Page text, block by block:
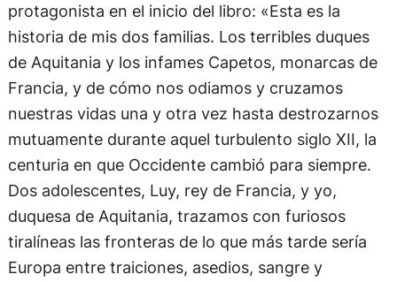
protagonista en el inicio del libro: «Esta es la
historia de mis dos familias. Los terribles duques
de Aquitania y los infames Capetos, monarcas de
Francia, y de cómo nos odiamos y cruzamos
nuestras vidas una y otra vez hasta destrozarnos
mutuamente durante aquel turbulento siglo XII, la
centuria en que Occidente cambió para siempre.
Dos adolescentes, Luy, rey de Francia, y yo,
duquesa de Aquitania, trazamos con furiosos
tiralíneas las fronteras de lo que más tarde sería
Europa entre traiciones, asedios, sangre y